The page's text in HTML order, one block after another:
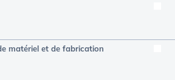
matériel et de fabrication